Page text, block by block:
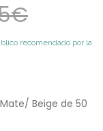
recomendado por la
Beige de 50